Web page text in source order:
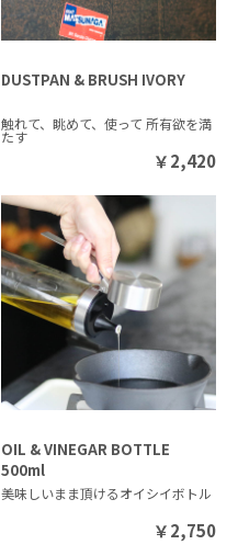
DUSTPAN & BRUSH IVORY
触れて、眺めて、使って 所有欲を満
たす
￥2,420
OIL & VINEGAR BOTTLE
500ml
美味しいまま頂けるオイシイボトル
￥2,750